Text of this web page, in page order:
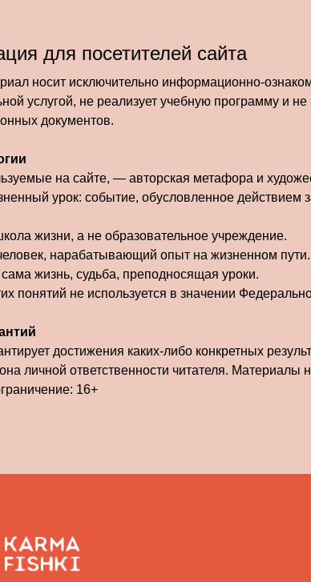
для посетителей сайта
носит исключительно информационно-
услугой, не реализует учебную программу и
документов.
на сайте, — авторская метафора и
урок: событие, обусловленное действием
жизни, а не образовательное учреждение.
нарабатывающий опыт на жизненном пути.
жизнь, судьба, преподносящая уроки.
понятий не используется в значении
достижения каких-либо конкретных
личной ответственности читателя. Материалы
16+